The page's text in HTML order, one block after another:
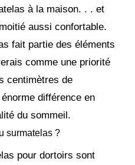
à la maison. . . et
aussi confortable.
fait partie des éléments
comme une priorité
centimètres de
différence en
du sommeil.
surmatelas ?
pour dortoirs sont